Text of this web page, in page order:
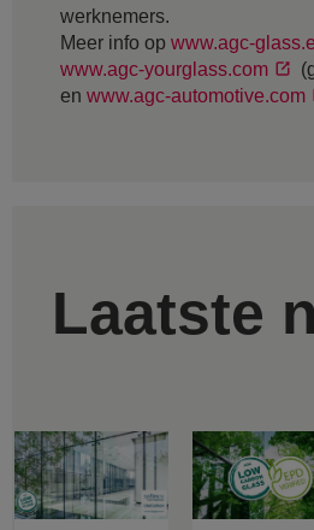
werknemers.
Meer info op www.agc-
www.agc-yourglass.com
en www.agc-automotive.com
Laatste